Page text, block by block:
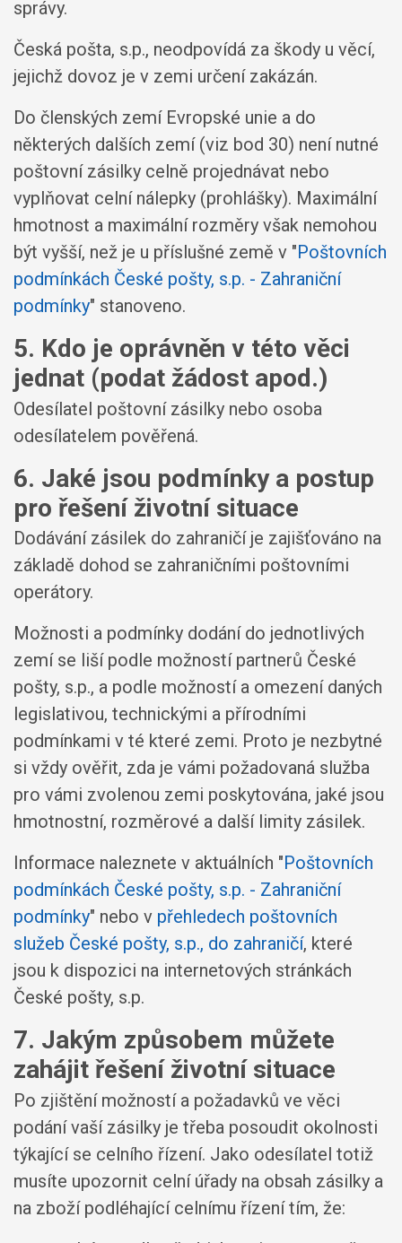
správy.
Česká pošta, s.p., neodpovídá za škody u věcí,
jejichž dovoz je v zemi určení zakázán.
Do členských zemí Evropské unie a do
některých dalších zemí (viz bod 30) není nutné
poštovní zásilky celně projednávat nebo
vyplňovat celní nálepky (prohlášky). Maximální
hmotnost a maximální rozměry však nemohou
být vyšší, než je u příslušné země v "Poštovních
podmínkách České pošty, s.p. - Zahraniční
podmínky" stanoveno.
5. Kdo je oprávněn v této věci
jednat (podat žádost apod.)
Odesílatel poštovní zásilky nebo osoba
odesílatelem pověřená.
6. Jaké jsou podmínky a postup
pro řešení životní situace
Dodávání zásilek do zahraničí je zajišťováno na
základě dohod se zahraničními poštovními
operátory.
Možnosti a podmínky dodání do jednotlivých
zemí se liší podle možností partnerů České
pošty, s.p., a podle možností a omezení daných
legislativou, technickými a přírodními
podmínkami v té které zemi. Proto je nezbytné
si vždy ověřit, zda je vámi požadovaná služba
pro vámi zvolenou zemi poskytována, jaké jsou
hmotnostní, rozměrové a další limity zásilek.
Informace naleznete v aktuálních "Poštovních
podmínkách České pošty, s.p. - Zahraniční
podmínky" nebo v přehledech poštovních
služeb České pošty, s.p., do zahraničí, které
jsou k dispozici na internetových stránkách
České pošty, s.p.
7. Jakým způsobem můžete
zahájit řešení životní situace
Po zjištění možností a požadavků ve věci
podání vaší zásilky je třeba posoudit okolnosti
týkající se celního řízení. Jako odesílatel totiž
musíte upozornit celní úřady na obsah zásilky a
na zboží podléhající celnímu řízení tím, že: